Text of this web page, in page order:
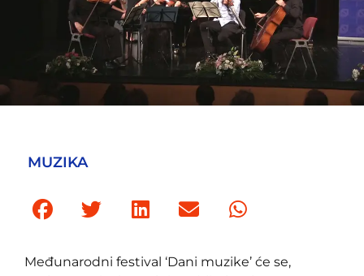
MUZIKA
Međunarodni festival ‘Dani muzike’ će se,